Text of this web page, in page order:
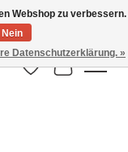
Wunschzettel
Ihr
Webshop zu verbessern.
Nein
Datenschutzerklärung. »